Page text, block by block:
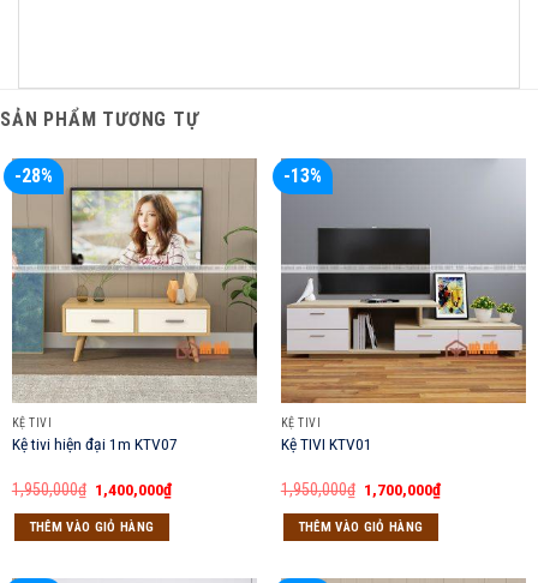
SẢN PHẨM TƯƠNG TỰ
-28%
KỆ TIVI
Kệ tivi hiện đại 1m KTV07
1,950,000₫ Giá
gốc
là:
1,950,000₫.
1,400,000₫Giá
hiện
THÊM VÀO GIỎ HÀNG
-13%
KỆ TIVI
Kệ TIVI KTV01
1,950,000₫ Giá
gốc
là:
1,950,000₫.
1,700,000₫Giá
hiện
THÊM VÀO GIỎ HÀNG